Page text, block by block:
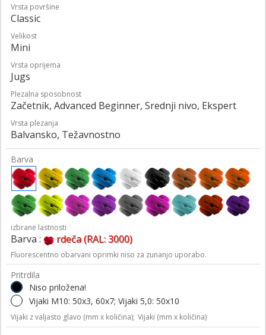
Vrsta površine
Classic
Velikost
Mini
Vrsta oprijema
Jugs
Plezalna sposobnost
Začetnik, Advanced Beginner, Srednji nivo, Ekspert
Vrsta plezanja
Balvansko, Težavnostno
Barva
izbrane lastnosti
Barva : rdeča (RAL: 3000)
Fluorescentno obarvani oprimki niso za zunanjo uporabo.
Pritrdila
Niso priložena!
Vijaki M10: 50x3, 60x7; Vijaki 5,0: 50x10
Vijaki z valjasto glavo (mm x količina); Vijaki (mm x količina)